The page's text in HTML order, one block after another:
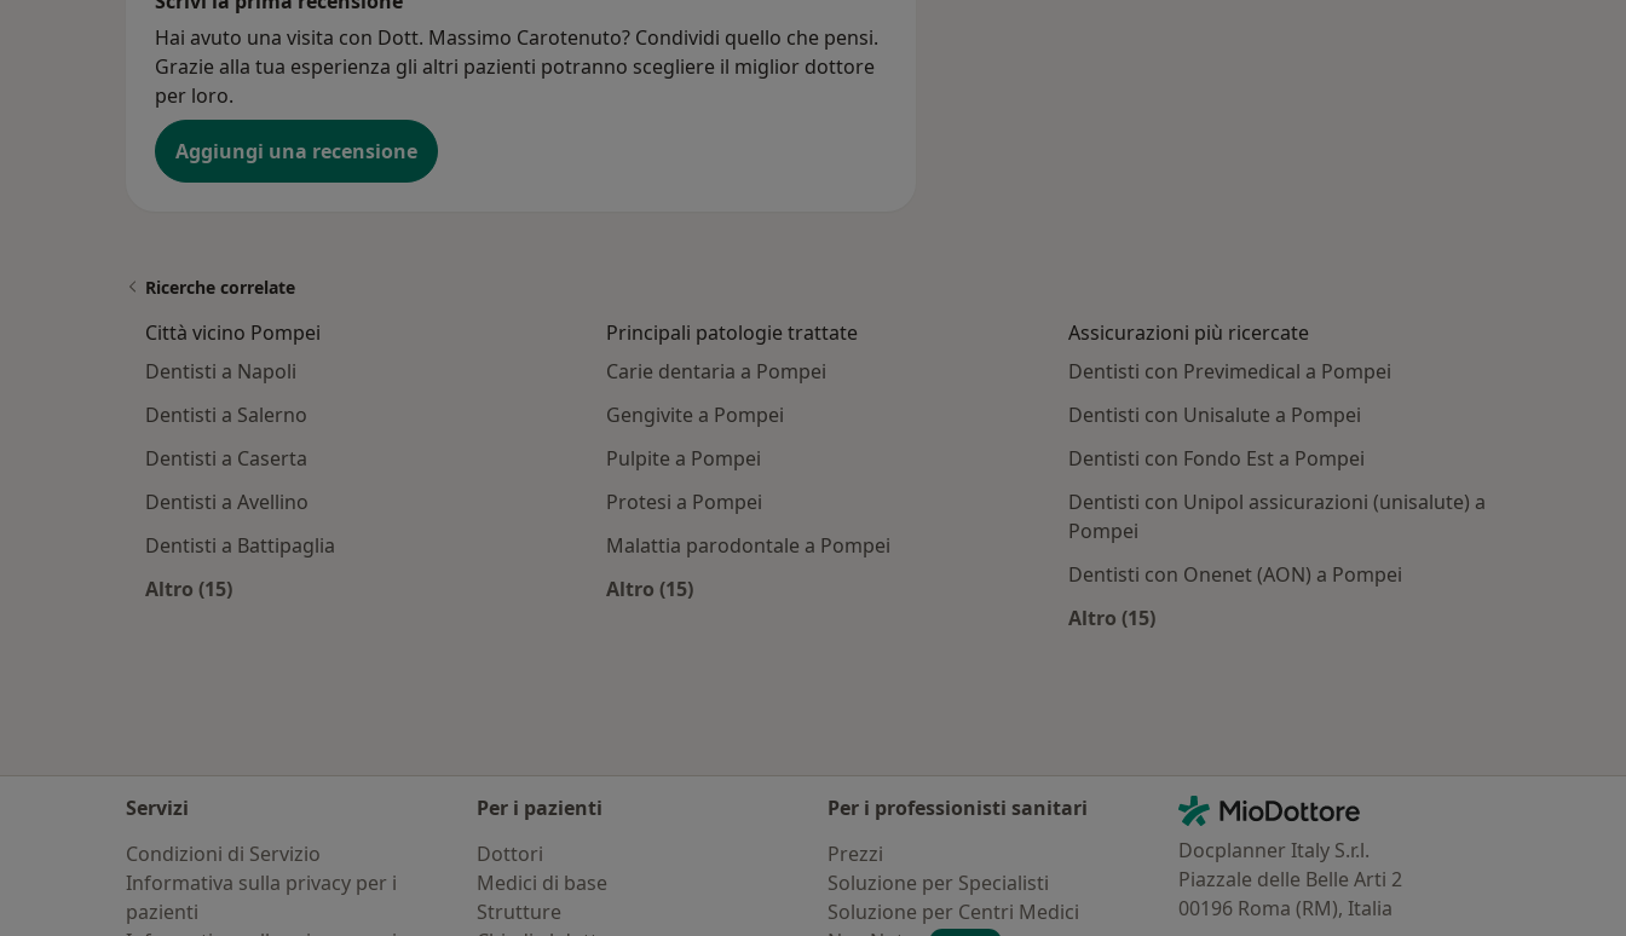
Hai avuto una visita con Dott. Massimo Carotenuto? Condividi quello che pensi.
Grazie alla tua esperienza gli altri pazienti potranno scegliere il miglior dottore
per loro.
Aggiungi una recensione
Ricerche correlate
Città vicino Pompei
Dentisti a Napoli
Dentisti a Salerno
Dentisti a Caserta
Dentisti a Avellino
Dentisti a Battipaglia
Altro (15)
Principali patologie trattate
Carie dentaria a Pompei
Gengivite a Pompei
Pulpite a Pompei
Protesi a Pompei
Malattia parodontale a Pompei
Altro (15)
Altro nella categoria: Principali patologie trattate
Assicurazioni più ricercate
Dentisti con Previmedical a Pompei
Dentisti con Unisalute a Pompei
Dentisti con Fondo Est a Pompei
Dentisti con Unipol assicurazioni (unisalute) a
Pompei
Dentisti con Onenet (AON) a Pompei
Altro (15)
Servizi
Condizioni di Servizio
Informativa sulla privacy per i
pazienti
Per i pazienti
Dottori
Medici di base
Strutture
Per i professionisti sanitari
Prezzi
Soluzione per Specialisti
Soluzione per Centri Medici
Contatti
MioDottore - Homepage
Docplanner Italy S.r.l.
Piazzale delle Belle Arti 2
00196 Roma (RM), Italia